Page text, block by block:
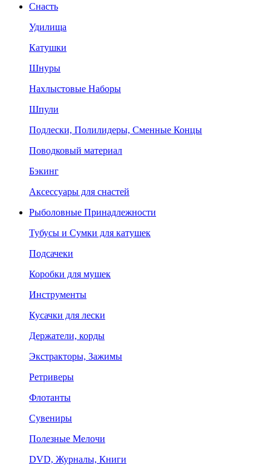
Снасть
Удилища
Катушки
Шнуры
Нахлыстовые Наборы
Шпули
Подлески, Полилидеры, Сменные Концы
Поводковый материал
Бэкинг
Аксессуары для снастей
Рыболовные Принадлежности
Тубусы и Сумки для катушек
Подсачеки
Коробки для мушек
Инструменты
Кусачки для лески
Держатели, корды
Экстракторы, Зажимы
Ретриверы
Флотанты
Сувениры
Полезные Мелочи
DVD, Журналы, Книги